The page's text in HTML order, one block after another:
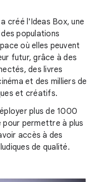
créé l'Ideas Box, une
populations
où elles peuvent
futur, grâce à des
des livres
et des milliers de
et créatifs.
plus de 1000
pour permettre à plus
accès à des
de qualité.